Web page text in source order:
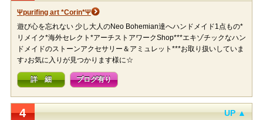
Ψpurifing art *Corin*Ψ
遊び心を忘れない 少し大人のNeo Bohemian達へハンドメイド1点もの*
リメイク*海外セレクト*アーチストアワークShop***エキゾチックなハン
ドメイドのストーンアクセサリー＆アミュレット***お取り扱いしていま
す♪お気に入りが見つかります様に☆
詳 細 ブログ有り
4 UP ▲